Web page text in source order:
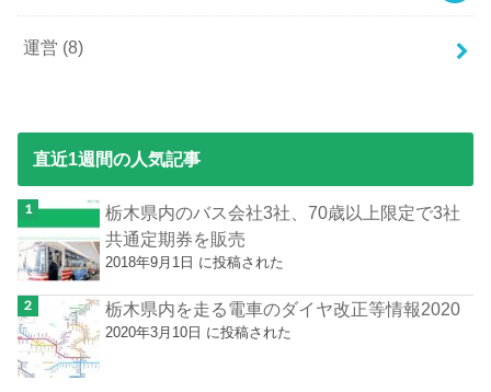
運営 (8)
直近1週間の人気記事
栃木県内のバス会社3社、70歳以上限定で3社
共通定期券を販売
2018年9月1日 に投稿された
栃木県内を走る電車のダイヤ改正等情報2020
2020年3月10日 に投稿された